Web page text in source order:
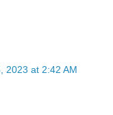
2023 at 2:42 AM